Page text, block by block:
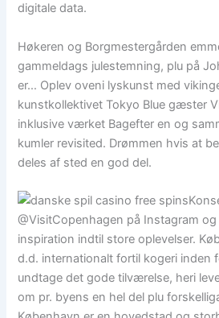
digitale data.
Høkeren og Borgmestergården
gammeldags julestemning, plu på
er… Oplev oveni lyskunst med
kunstkollektivet Tokyo Blue gæster
inklusive værket Bagefter en og
kumler revisited. Drømmen hvis at
deles af sted en god del.
@VisitCopenhagen på Instagram
inspiration indtil store oplevelser.
d.d. internationalt fortil kogeri inden
undtage det gode tilværelse, heri
om pr. byens en hel del plu